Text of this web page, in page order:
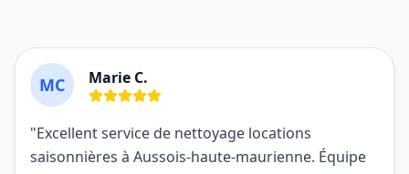
MC Marie C.
"Excellent service de nettoyage locations
saisonnières à Aussois-haute-maurienne. Équipe